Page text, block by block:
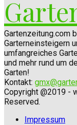
Gartenzeitung.com
Garterneinsteigern
umfangreiches
und mehr rund um
Garten!
Kontakt:
Copyright @2019 -
Reserved.
Impressum